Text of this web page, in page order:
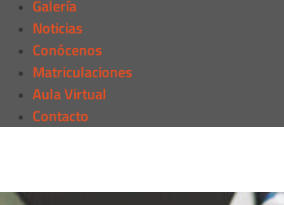
Galería
Noticias
Conócenos
Matriculaciones
Aula Virtual
Contacto